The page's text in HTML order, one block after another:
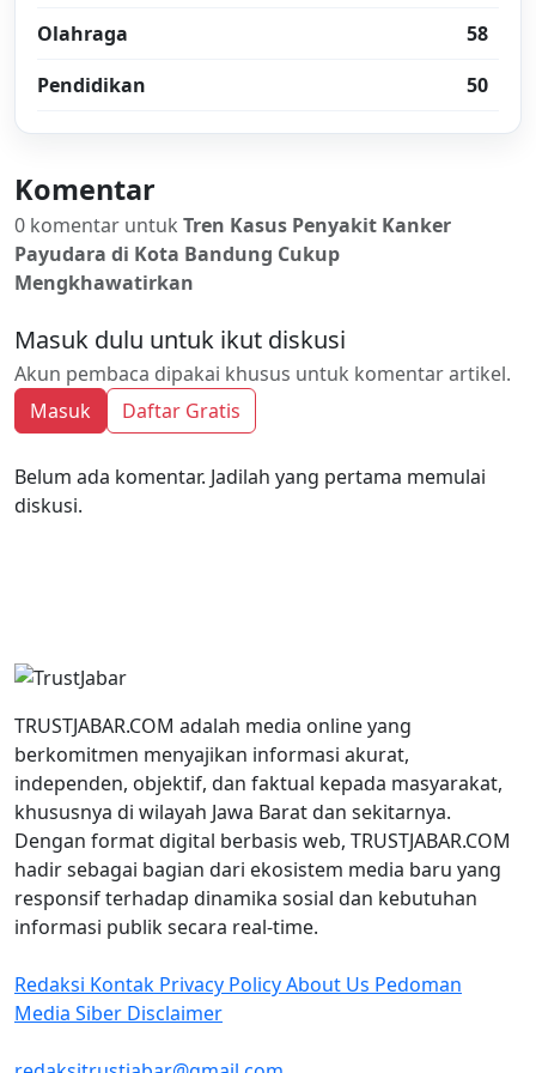
Olahraga
58
Pendidikan
50
Komentar
0 komentar untuk Tren Kasus Penyakit Kanker
Payudara di Kota Bandung Cukup
Mengkhawatirkan
Masuk dulu untuk ikut diskusi
Akun pembaca dipakai khusus untuk komentar artikel.
Masuk
Daftar Gratis
Belum ada komentar. Jadilah yang pertama memulai
diskusi.
TRUSTJABAR.COM adalah media online yang
berkomitmen menyajikan informasi akurat,
independen, objektif, dan faktual kepada masyarakat,
khususnya di wilayah Jawa Barat dan sekitarnya.
Dengan format digital berbasis web, TRUSTJABAR.COM
hadir sebagai bagian dari ekosistem media baru yang
responsif terhadap dinamika sosial dan kebutuhan
informasi publik secara real-time.
Redaksi Kontak Privacy PolicyAbout Us Pedoman
Media Siber Disclaimer